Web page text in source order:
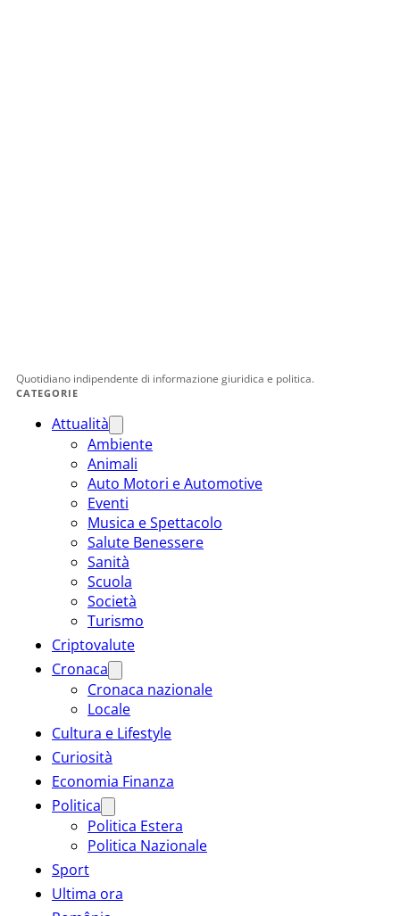
Quotidiano indipendente di informazione giuridica e politica.
CATEGORIE
Attualità
Ambiente
Animali
Auto Motori e Automotive
Eventi
Musica e Spettacolo
Salute Benessere
Sanità
Scuola
Società
Turismo
Criptovalute
Cronaca
Cronaca nazionale
Locale
Cultura e Lifestyle
Curiosità
Economia Finanza
Politica
Politica Estera
Politica Nazionale
Sport
Ultima ora